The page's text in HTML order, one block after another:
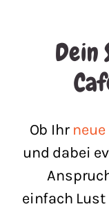
Dein
Ob Ihr
und dabei
einfach Lust